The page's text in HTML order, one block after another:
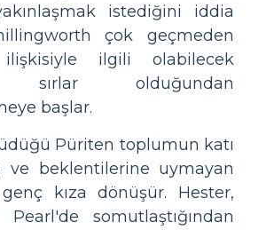
istediğini iddia
çok geçmeden
ilişkisiyle ilgili olabilecek
sırlar olduğundan
başlar.
Püriten toplumun katı
ve beklentilerine uymayan
kıza dönüşür. Hester,
Pearl'de somutlaştığından